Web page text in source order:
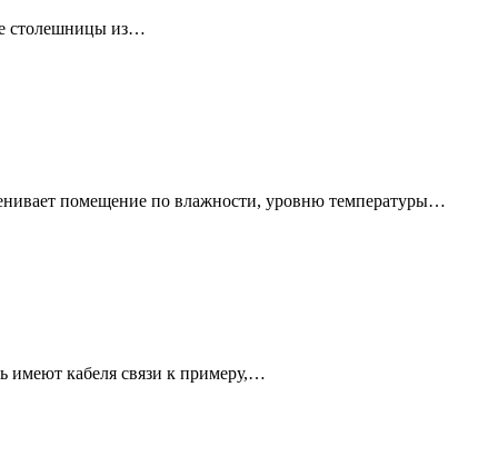
столешницы из…
помещение по влажности, уровню температуры…
имеют кабеля связи к примеру,…